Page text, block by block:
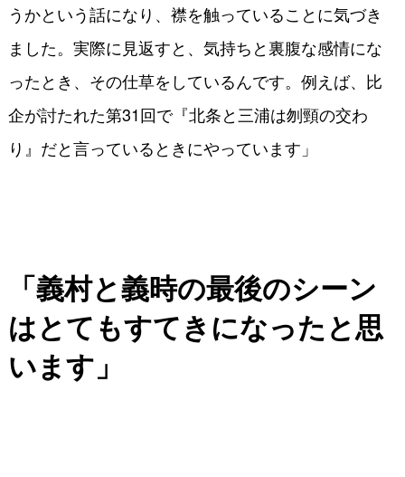
うかという話になり、襟を触っていることに気づき
ました。実際に見返すと、気持ちと裏腹な感情にな
ったとき、その仕草をしているんです。例えば、比
企が討たれた第31回で『北条と三浦は刎頸の交わ
り』だと言っているときにやっています」
「義村と義時の最後のシーン
はとてもすてきになったと思
います」